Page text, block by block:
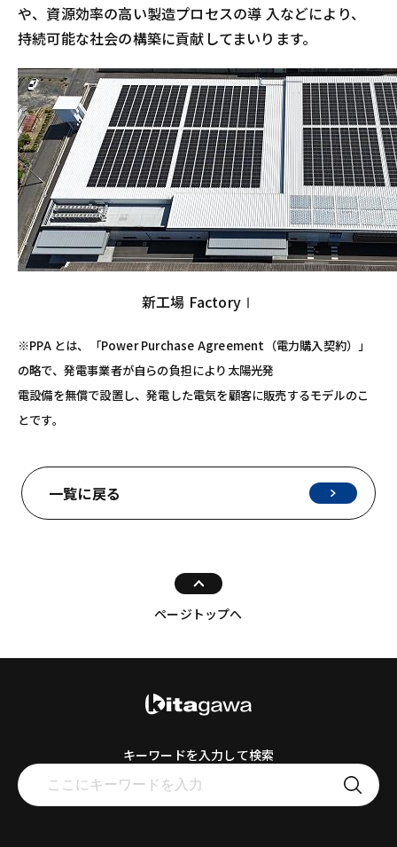
や、資源効率の高い製造プロセスの導 入などにより、
持続可能な社会の構築に貢献してまいります。
新工場 FactoryⅠ
※PPA とは、「Power Purchase Agreement（電力購入契約）」
の略で、発電事業者が自らの負担により太陽光発
電設備を無償で設置し、発電した電気を顧客に販売するモデルのこ
とです。
一覧に戻る
ページトップへ
キーワードを入力して検索